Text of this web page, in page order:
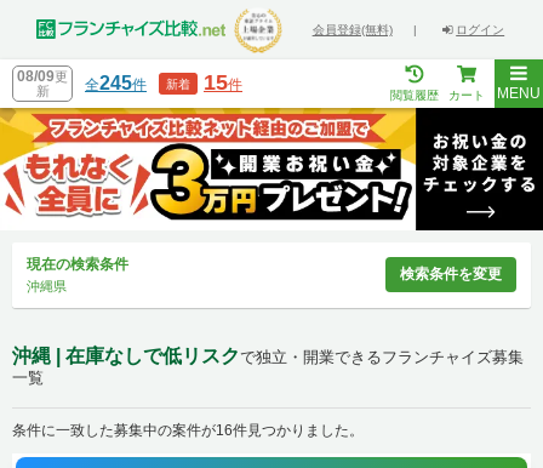
会員登録(無料) | ログイン
08/09更
新
全245件 新着 15件
閲覧履歴 カート MENU
現在の検索条件
沖縄県
検索条件を変更
沖縄 | 在庫なしで低リスクで独立・開業できるフランチャイズ募集
一覧
条件に一致した募集中の案件が16件見つかりました。